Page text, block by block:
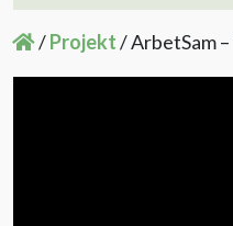
Projekt
/Projekt/ArbetSam